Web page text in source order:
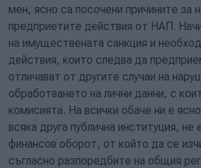
мен, ясно са посочени причините за
предприетите действия от НАП.
на имуществената санкция и
действия, които следва да
отличават от другите случаи на
обработването на лични данни, с
комисията. На всички обаче ни е
всяка друга публична институция, не
финансов оборот, от който да се
съгласно разпоредбите на общия